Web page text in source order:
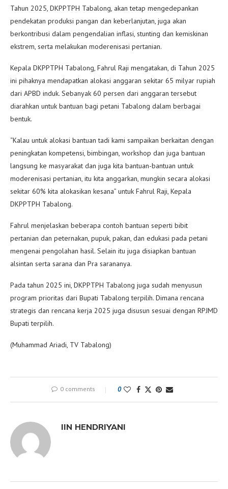
Tahun 2025, DKPPTPH Tabalong, akan tetap mengedepankan
pendekatan produksi pangan dan keberlanjutan, juga akan
berkontribusi dalam pengendalian inflasi, stunting dan kemiskinan
ekstrem, serta melakukan moderenisasi pertanian.
Kepala DKPPTPH Tabalong, Fahrul Raji mengatakan, di Tahun 2025
ini pihaknya mendapatkan alokasi anggaran sekitar 65 milyar rupiah
dari APBD induk. Sebanyak 60 persen dari anggaran tersebut
diarahkan untuk bantuan bagi petani Tabalong dalam berbagai
bentuk.
“Kalau untuk alokasi bantuan tadi kami sampaikan berkaitan dengan
peningkatan kompetensi, bimbingan, workshop dan juga bantuan
langsung ke masyarakat dan juga kita bantuan-bantuan untuk
moderenisasi pertanian, itu kita anggarkan, mungkin secara alokasi
sekitar 60% kita alokasikan kesana” untuk Fahrul Raji, Kepala
DKPPTPH Tabalong.
Fahrul menjelaskan beberapa contoh bantuan seperti bibit
pertanian dan peternakan, pupuk, pakan, dan edukasi pada petani
mengenai pengolahan hasil. Selain itu juga disiapkan bantuan
alsintan serta sarana dan Pra sarananya.
Pada tahun 2025 ini, DKPPTPH Tabalong juga sudah menyusun
program prioritas dari Bupati Tabalong terpilih. Dimana rencana
strategis dan rencana kerja 2025 juga disusun sesuai dengan RPJMD
Bupati terpilih.
(Muhammad Ariadi, TV Tabalong)
0 comments 0
IIN HENDRIYANI